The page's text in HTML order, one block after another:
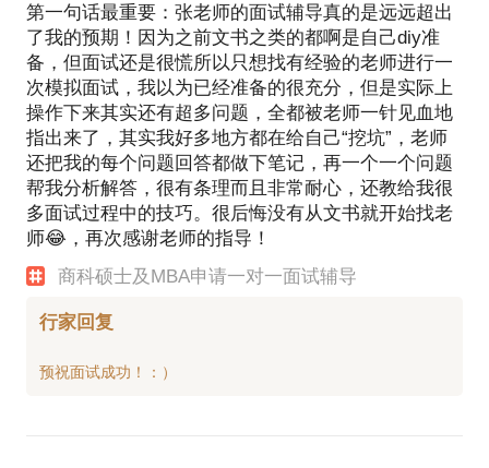
留学不是目的，而是实现未来职业目标的一种途径，
如果你也对自己未来留学与职业发展方面的选择有很
大的迷茫，可以与我直接对话交流，让我帮你找到继
续前进的方向！My slogan is 'Study for Career, Learn
第一句话最重要：张老师的面试辅导真的是远远超出
了我的预期！因为之前文书之类的都啊是自己diy准
备，但面试还是很慌所以只想找有经验的老师进行一
次模拟面试，我以为已经准备的很充分，但是实际上
操作下来其实还有超多问题，全都被老师一针见血地
指出来了，其实我好多地方都在给自己“挖坑”，老师
还把我的每个问题回答都做下笔记，再一个一个问题
帮我分析解答，很有条理而且非常耐心，还教给我很
多面试过程中的技巧。很后悔没有从文书就开始找老
师😂，再次感谢老师的指导！
商科硕士及MBA申请一对一面试辅导
行家回复